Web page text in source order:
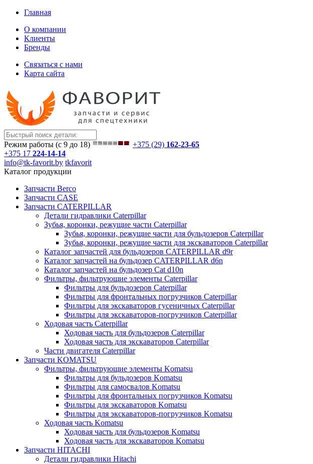
Главная
О компании
Клиенты
Бренды
Связаться с нами
Карта сайта
Режим работы (с 9 до 18) +375 (29) 162-23-65
+375 17 224-14-14
info@tk-favorit.by tkfavorit
Каталог продукции
Запчасти Berco
Запчасти CASE
Запчасти CATERPILLAR
Детали гидравлики Caterpillar
Зубья, коронки, режущие части Caterpillar
Зубья, коронки, режущие части для бульдозеров Caterpillar
Зубья, коронки, режущие части для экскаваторов Caterpillar
Каталог запчастей для бульдозеров CATERPILLAR d9r
Каталог запчастей на бульдозер CATERPILLAR d6n
Каталог запчастей на бульдозер Сat d10n
Фильтры, фильтрующие элементы Caterpillar
Фильтры для бульдозеров Caterpillar
Фильтры для фронтальных погрузчиков Caterpillar
Фильтры для экскаваторов гусеничных Caterpillar
Фильтры для экскаваторов-погрузчиков Caterpillar
Ходовая часть Caterpillar
Ходовая часть для бульдозеров Caterpillar
Ходовая часть для экскаваторов Caterpillar
Части двигателя Caterpillar
Запчасти KOMATSU
Фильтры, фильтрующие элементы Komatsu
Фильтры для бульдозеров Komatsu
Фильтры для самосвалов Komatsu
Фильтры для фронтальных погрузчиков Komatsu
Фильтры для экскаваторов Komatsu
Фильтры для экскаваторов-погрузчиков Komatsu
Ходовая часть Komatsu
Ходовая часть для бульдозеров Komatsu
Ходовая часть для экскаваторов Komatsu
Запчасти HITACHI
Детали гидравлики Hitachi